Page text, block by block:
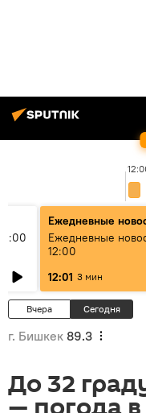
Ежедневные
Ежедневные
12:00
12:01 3 мин
Вчера Сегодня
г. Бишкек 89.3
До 32